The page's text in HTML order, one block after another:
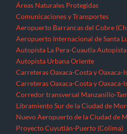
Áreas Naturales Protegidas
Comunicaciones y Transportes
Aeropuerto Barrancas del Cobre
Aeropuerto Internacional de Santa
Autopista La Pera-Cuautla
Autopista Urbana Oriente
Carreteras Oaxaca-Costa y Oaxaca-
Carreteras Oaxaca-Costa y Oaxaca-
Corredor transversal Manzanillo-
Libramiento Sur de la Ciudad de
Nuevo Aeropuerto de la Ciudad de
Proyecto Cuyutlán-Puerto (Colima)